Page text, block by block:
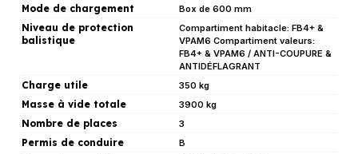
Mode de chargement Box de 600 mm
Niveau de protection
balistique
Compartiment habitacle: FB4+ &
VPAM6 Compartiment valeurs:
FB4+ & VPAM6 / ANTI-COUPURE &
ANTIDÉFLAGRANT
Charge utile 350 kg
Masse à vide totale 3900 kg
Nombre de places 3
Permis de conduire B